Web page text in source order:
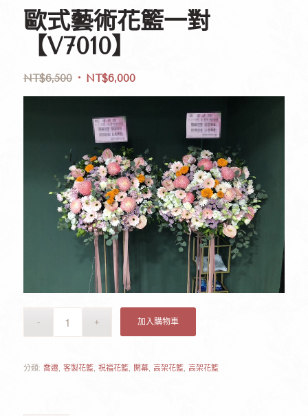
歐式藝術花籃一對
【V7010】
NT$6,500 NT$6,000
加入購物車
分類: 喬遷, 客製花籃, 祝福花籃, 開幕, 高架花籃, 高架花籃